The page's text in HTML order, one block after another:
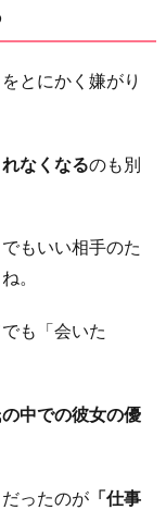
とにかく嫌がり
なくなるのも別
もいい相手のた
。
も「会いた
中での彼女の優
ったのが 「仕事